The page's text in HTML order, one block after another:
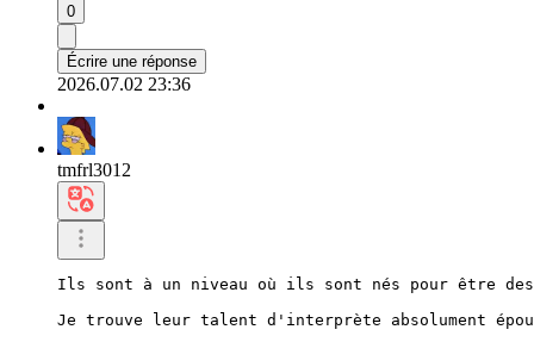
0
Écrire une réponse
2026.07.02 23:36
tmfrl3012
Ils sont à un niveau où ils sont nés pour être
Je trouve leur talent d'interprète absolument